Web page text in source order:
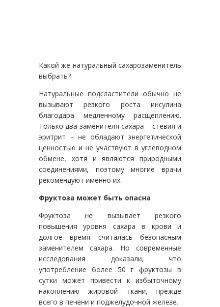
Какой же натуральный сахарозаменитель
выбрать?
Натуральные подсластители обычно не
вызывают резкого роста инсулина
благодара медленному расщеплению.
Только два заменителя сахара – стевия и
эритрит – не обладают энергетической
ценностью и не участвуют в углеводном
обмене, хотя и являются природными
соединениями, поэтому многие врачи
рекомендуют именно их.
Фруктоза может быть опасна
Фруктоза не вызывает резкого
повышения уровня сахара в крови и
долгое время считалась безопасным
заменителем сахара. Но современные
исследования доказали, что
употребление более 50 г фруктозы в
сутки может привести к избыточному
накоплению жировой ткани, прежде
всего в печени и поджелудочной железе.